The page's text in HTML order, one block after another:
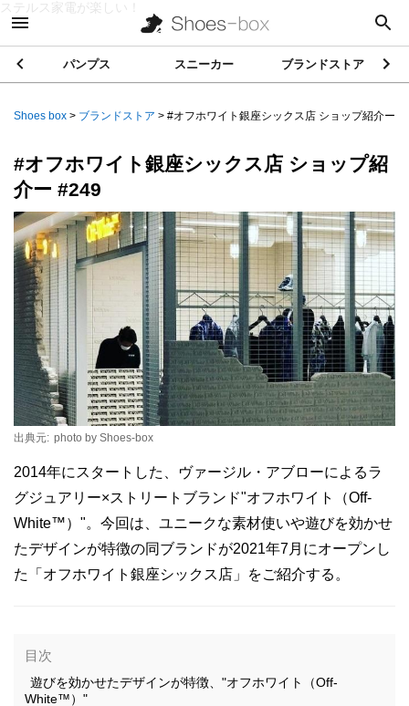
ステルス家電が楽しい！
パンプス スニーカー ブランドストア
Shoes box > ブランドストア > #オフホワイト銀座シックス店 ショップ紹介ー ...
#オフホワイト銀座シックス店 ショップ紹
介ー #249
出典元: photo by Shoes-box
2014年にスタートした、ヴァージル・アブローによるラ
グジュアリー×ストリートブランド"オフホワイト（Off-
White™）"。今回は、ユニークな素材使いや遊びを効かせ
たデザインが特徴の同ブランドが2021年7月にオープンし
た「オフホワイト銀座シックス店」をご紹介する。
目次
遊びを効かせたデザインが特徴、"オフホワイト（Off-
White™）"